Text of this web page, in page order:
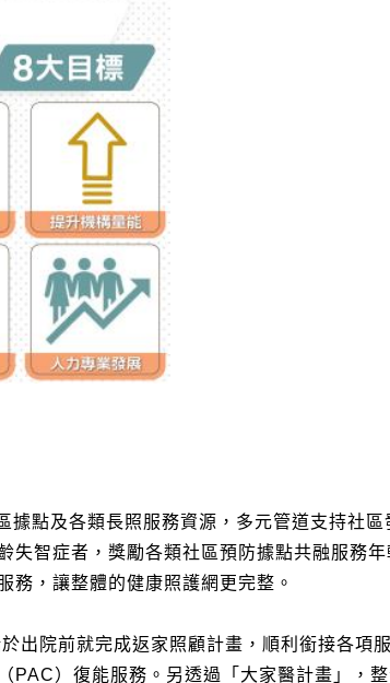
據點及各類長照服務資源，多元管道支持社區
失智症者，獎勵各類社區預防據點共融服務
務，讓整體的健康照護網更完整。
出院前就完成返家照顧計畫，順利銜接各項
PAC）復能服務。另透過「大家醫計畫」，